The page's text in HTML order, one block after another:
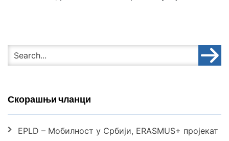
Скорашњи чланци
EPLD – Мобилност у Србији, ERASMUS+ пројекат